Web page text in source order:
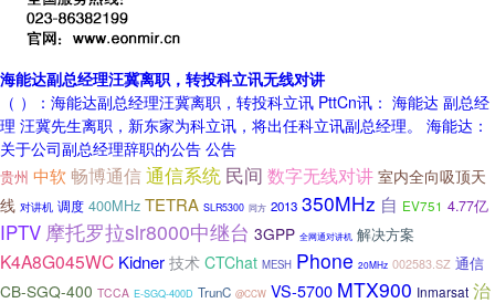
海能达副总经理汪冀离职，转投科立讯无线对讲
（ ）：海能达副总经理汪冀离职，转投科立讯 PttCn讯： 海能达 副总经
理 汪冀先生离职，新东家为科立讯，将出任科立讯副总经理。 海能达：
关于公司副总经理辞职的公告 公告
贵州 中软 畅博通信通信系统 民间 数字无线对讲 室内全向吸顶天
线 对讲机 调度 400MHz TETRA SLR5300 同方 2013 350MHz 自 EV751 4.77亿
IPTV 摩托罗拉slr8000中继台 3GPP 全网通对讲机 解决方案
K4A8G045WC Kidner 技术 CTChat MESH Phone 20MHz 002583.SZ 通信
CB-SGQ-400 TCCA E-SGQ-400D TrunC @CCW VS-5700 MTX900 Inmarsat 治